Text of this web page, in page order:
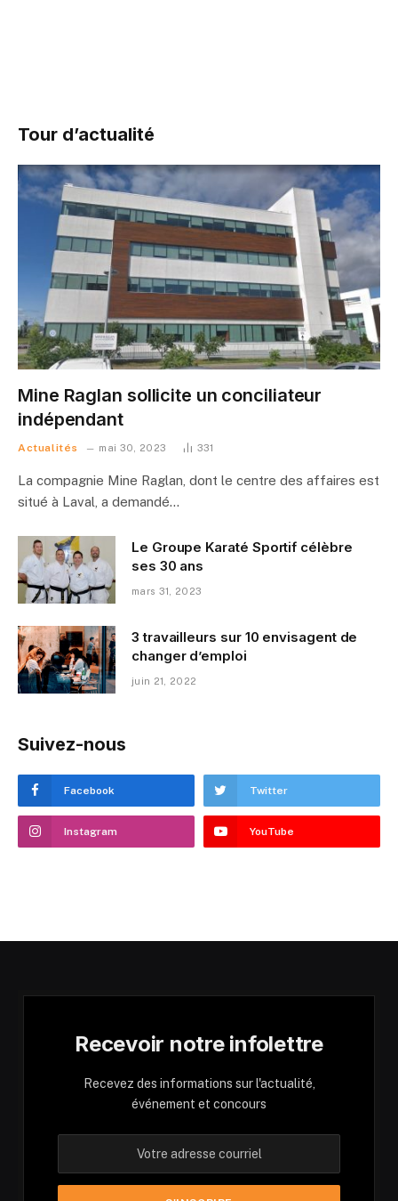
Tour d’actualité
Mine Raglan sollicite un conciliateur
indépendant
Actualités mai 30, 2023 331
La compagnie Mine Raglan, dont le centre des affaires est
situé à Laval, a demandé…
Le Groupe Karaté Sportif célèbre
ses 30 ans
mars 31, 2023
3 travailleurs sur 10 envisagent de
changer d’emploi
juin 21, 2022
Suivez-nous
Facebook Twitter
Instagram YouTube
Recevoir notre infolettre
Recevez des informations sur l'actualité,
événement et concours